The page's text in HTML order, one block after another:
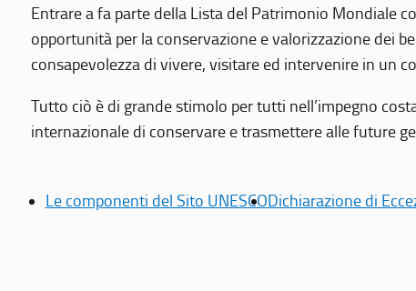
Entrare a fa parte della Lista del Patrimonio Mondiale
opportunità per la conservazione e valorizzazione dei
consapevolezza di vivere, visitare ed intervenire in un
Tutto ciò è di grande stimolo per tutti nell’impegno
internazionale di conservare e trasmettere alle future
Le componenti del Sito UNESCODichiarazione di